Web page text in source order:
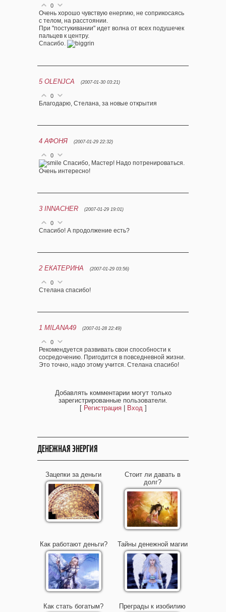
0
Очень хорошо чувствую енергию, не соприкосаясь
с телом, на расстоянии.
При "постукивании" идет волна от всех подушечек
пальцев к центру.
Спасибо.
5 OLENJCA (2007-01-30 03:21)
0
Благодарю, Стелана, за новые открытия
4 АФОНЯ (2007-01-29 22:32)
0
Спасибо, Мастер! Надо потренироваться.
Очень интересно!
3 INNACHER (2007-01-29 19:01)
0
Спасибо! А продолжение есть?
2 ЕКАТЕРИНА (2007-01-29 03:56)
0
Стелана спасибо!
1 MILANA49 (2007-01-28 22:49)
0
Рекомендуется развивать свои способности к
сосредочению. Пригодится в повседневной жизни.
Это точно, надо этому учится. Стелана спасибо!
Добавлять комментарии могут только
зарегистрированные пользователи.
[ Регистрация| Вход]
ДЕНЕЖНАЯ ЭНЕРГИЯ
Зацепки за деньги
Стоит ли давать в
долг?
Как работают деньги? Тайны денежной магии
Как стать богатым? Преграды к изобилию